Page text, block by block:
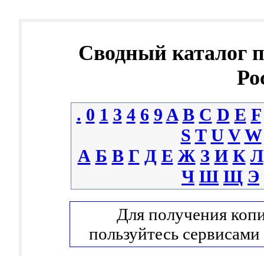
Сводный каталог
. 0 1 3 4 6 9 A B C D E F
S T U V W
А Б В Г Д Е Ж З И К Л
Ч Ш Щ Э
Для получения
пользуйтесь сервисами